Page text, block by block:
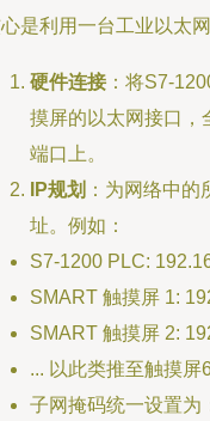
是利用一台工业以太
硬件连接：将S7-
摸屏的以太网接口，
端口上。
IP规划 ：为网络中
址。例如：
S7-1200 PLC:
SMART 触摸屏 1:
SMART 触摸屏 2:
... 以此类推至触摸屏6
子网掩码统一设置为